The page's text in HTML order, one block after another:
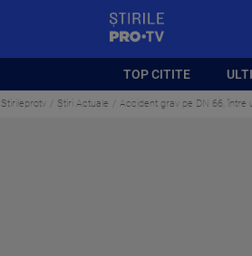
TOP CITITE
Stirileprotv Știri Actuale Accident grav pe DN 66, între